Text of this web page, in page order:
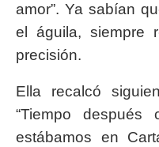
amor”. Ya sabían
el águila, siempre
precisión.
Ella recalcó
“Tiempo
estábamos en